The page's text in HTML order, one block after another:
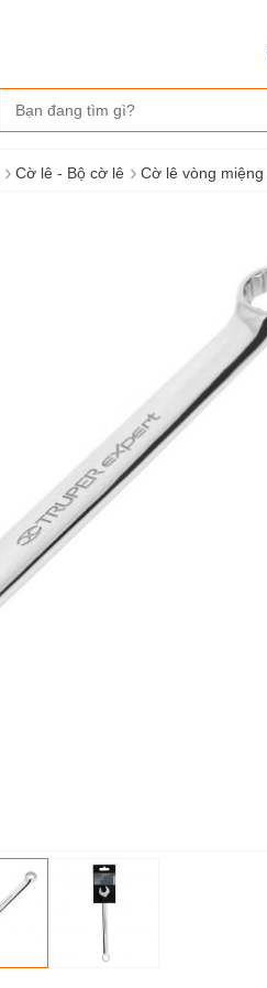
› Cờ lê - Bộ cờ lê › Cờ lê vòng miệng